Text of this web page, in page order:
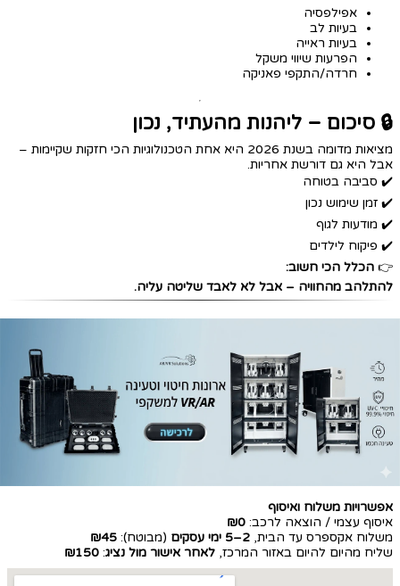
אפילפסיה
בעיות לב
בעיות ראייה
הפרעות שיווי משקל
חרדה/התקפי פאניקה
🔒 סיכום – ליהנות מהעתיד, נכון
מציאות מדומה בשנת 2026 היא אחת הטכנולוגיות הכי חזקות שקיימות –
אבל היא גם דורשת אחריות.
✔️ סביבה בטוחה
✔️ זמן שימוש נכון
✔️ מודעות לגוף
✔️ פיקוח לילדים
👉 הכלל הכי חשוב:
להתלהב מהחוויה – אבל לא לאבד שליטה עליה.
אפשרויות משלוח ואיסוף
איסוף עצמי / הוצאה לרכב: ₪0
משלוח אקספרס עד הבית, 2–5 ימי עסקים (מבוטח): ₪45
שליח מהיום להיום באזור המרכז, לאחר אישור מול נציג:
₪150